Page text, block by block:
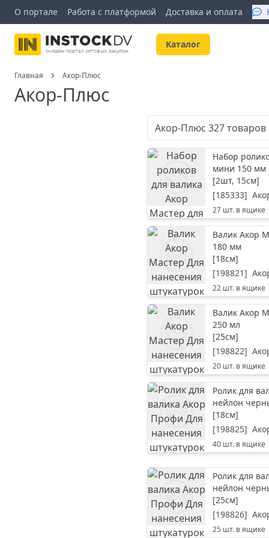
О портале Работа с платформой Доставка и оплата
Kаталог
Главная Акор-Плюс
Акор-Плюс
Акор-Плюс327товаров
Набор
мини 150 мм
[2шт, 15см]
[185333]
27 шт. в ящике
Валик Акор
180 мм
[18см]
[198821]
22 шт. в ящике
Валик Акор
250 мл
[25см]
[198822]
20 шт. в ящике
Ролик для
нейлон
[18см]
[198825]
40 шт. в ящике
Ролик для
нейлон
[25см]
[198826]
25 шт. в ящике